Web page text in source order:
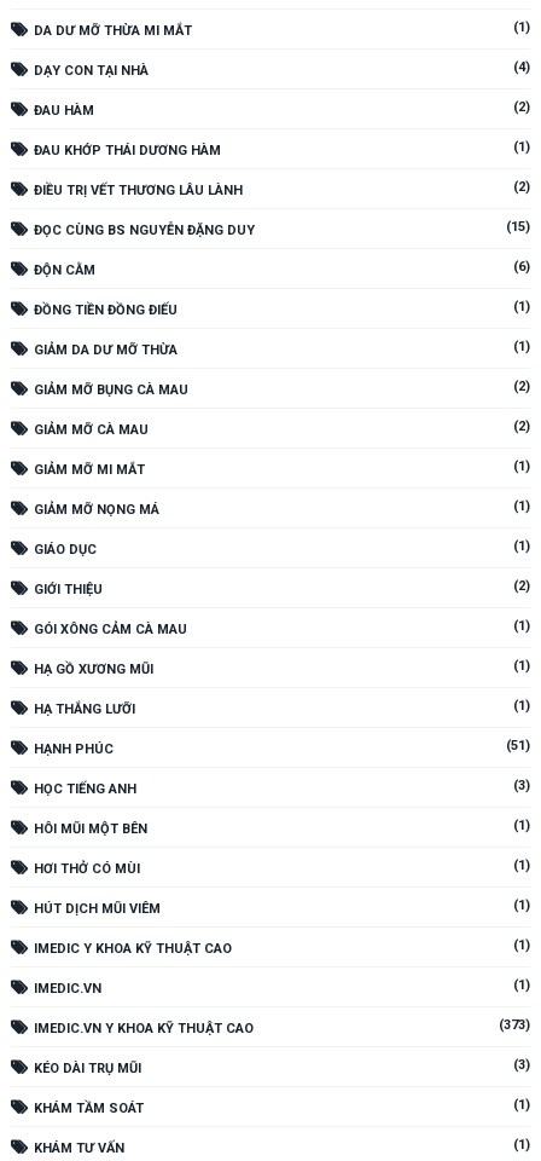
DA DƯ MỠ THỪA MI MẮT (1)
DẠY CON TẠI NHÀ (4)
ĐAU HÀM (2)
ĐAU KHỚP THÁI DƯƠNG HÀM (1)
ĐIỀU TRỊ VẾT THƯƠNG LÂU LÀNH (2)
ĐỌC CÙNG BS NGUYỄN ĐẶNG DUY (15)
ĐỘN CẰM (6)
ĐỒNG TIỀN ĐỒNG ĐIẾU (1)
GIẢM DA DƯ MỠ THỪA (1)
GIẢM MỠ BỤNG CÀ MAU (2)
GIẢM MỠ CÀ MAU (2)
GIẢM MỠ MI MẮT (1)
GIẢM MỠ NỌNG MÁ (1)
GIÁO DỤC (1)
GIỚI THIỆU (2)
GÓI XÔNG CẢM CÀ MAU (1)
HẠ GỒ XƯƠNG MŨI (1)
HẠ THẮNG LƯỠI (1)
HẠNH PHÚC (51)
HỌC TIẾNG ANH (3)
HÔI MŨI MỘT BÊN (1)
HƠI THỞ CÓ MÙI (1)
HÚT DỊCH MŨI VIÊM (1)
IMEDIC Y KHOA KỸ THUẬT CAO (1)
IMEDIC.VN (1)
IMEDIC.VN Y KHOA KỸ THUẬT CAO (373)
KÉO DÀI TRỤ MŨI (3)
KHÁM TẦM SOÁT (1)
KHÁM TƯ VẤN (1)